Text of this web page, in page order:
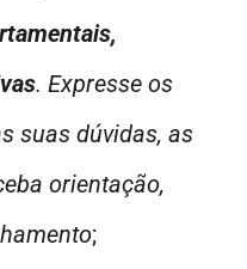
. Expresse os
suas dúvidas, as
orientação,
;